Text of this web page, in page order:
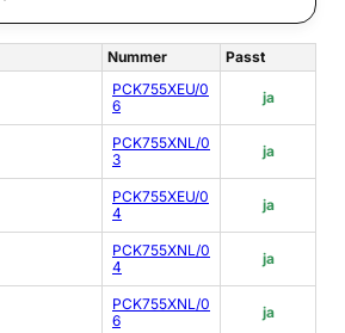
Nummer Passt
PCK755XEU/0
6
ja
PCK755XNL/0
3
ja
PCK755XEU/0
4
ja
PCK755XNL/0
4
ja
PCK755XNL/0
6
ja